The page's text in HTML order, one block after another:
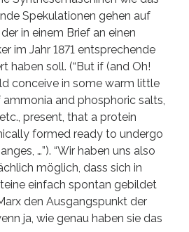
Spekulationen gehen auf
in einem Brief an einen
im Jahr 1871 entsprechende
haben soll. (“But if (and Oh!
conceive in some warm little
and phosphoric salts,
present, that a protein
formed ready to undergo
…”). “Wir haben uns also
möglich, dass sich in
einfach spontan gebildet
den Ausgangspunkt der
ja, wie genau haben sie das